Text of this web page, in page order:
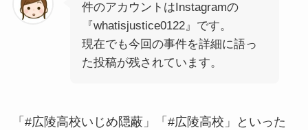
件のアカウントはInstagramの
『whatisjustice0122』です。
現在でも今回の事件を詳細に語っ
た投稿が残されています。
「#広陵高校いじめ隠蔽」「#広陵高校」といった